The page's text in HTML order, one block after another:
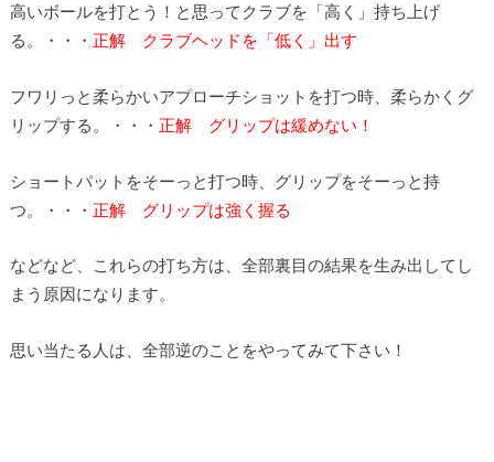
高いボールを打とう！と思ってクラブを「高く」持ち上げ
る。・・・ 正解 クラブヘッドを「低く」出す
フワリっと柔らかいアプローチショットを打つ時、柔らかくグ
リップする。・・・ 正解 グリップは緩めない！
ショートパットをそーっと打つ時、グリップをそーっと持
つ。・・・ 正解 グリップは強く握る
などなど、これらの打ち方は、全部裏目の結果を生み出してし
まう原因になります。
思い当たる人は、全部逆のことをやってみて下さい！